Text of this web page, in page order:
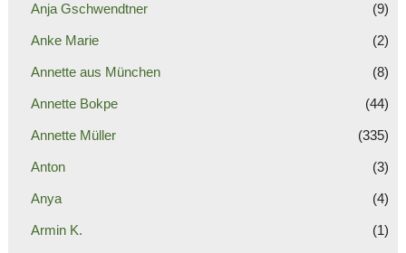
Anja Gschwendtner (9)
Anke Marie (2)
Annette aus München (8)
Annette Bokpe (44)
Annette Müller (335)
Anton (3)
Anya (4)
Armin K. (1)